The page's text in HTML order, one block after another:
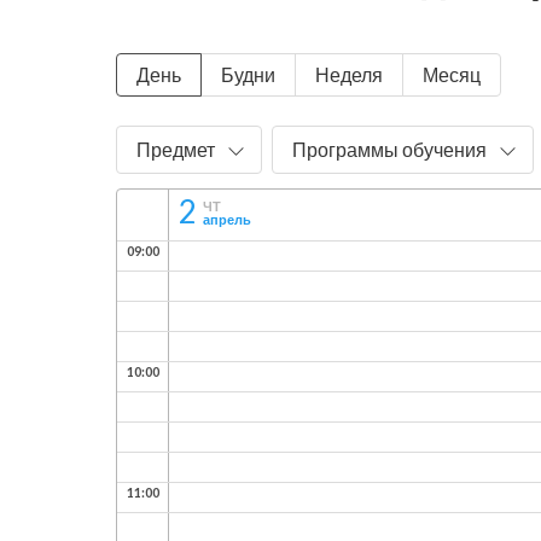
День Будни Неделя Месяц
Предмет Программы обучения
2 ЧТ
апрель
09:00
10:00
11:00